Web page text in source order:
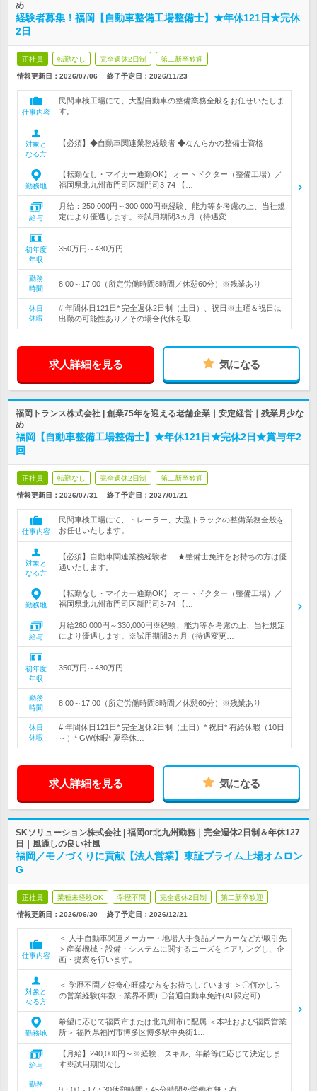
め
経験者募集！福岡【自動車整備工場整備士】★年休121日★完休
2日
正社員 転勤なし 完全週休2日制 第二新卒歓迎
情報更新日：2026/07/06 終了予定日： 2026/11/23
仕事内容
民間車検工場にて、大型自動車の整備業務全般をお任せいたしま
す。
対象と
なる方
【必須】◆自動車関連業務経験者 ◆なんらかの整備士資格
勤務地
【転勤なし・マイカー通勤OK】 オートドクター（整備工場）／
福岡県北九州市門司区新門司3‐74 【…
給与
月給：250,000円～300,000円※経験、能力等を考慮の上、当社規
定により優遇します。※試用期間3ヵ月（待遇変…
初年度
年収
350万円～430万円
勤務
時間
8:00～17:00（所定労働時間8時間／休憩60分）※残業あり
休日
休暇
# 年間休日121日* 完全週休2日制（土日）、祝日※土曜＆祝日は
出勤の可能性あり／その場合代休を取…
求人詳細を見る 気になる
福岡トランス株式会社 | 創業75年を迎える老舗企業｜安定経営｜残業月少な
め
福岡【自動車整備工場整備士】★年休121日★完休2日★賞与年2
回
正社員 転勤なし 完全週休2日制 第二新卒歓迎
情報更新日：2026/07/31 終了予定日： 2027/01/21
仕事内容
民間車検工場にて、トレーラー、大型トラックの整備業務全般を
お任せいたします。
対象と
なる方
【必須】自動車関連業務経験者 ★整備士免許をお持ちの方は優
遇いたします。
勤務地
【転勤なし・マイカー通勤OK】 オートドクター（整備工場）／
福岡県北九州市門司区新門司3‐74 【…
給与
月給260,000円～330,000円※経験、能力等を考慮の上、当社規定
により優遇します。※試用期間3ヵ月（待遇変更…
初年度
年収
350万円～430万円
勤務
時間
8:00～17:00（所定労働時間8時間／休憩60分）※残業あり
休日
休暇
# 年間休日121日* 完全週休2日制（土日）* 祝日* 有給休暇（10日
～）* GW休暇* 夏季休…
求人詳細を見る 気になる
SKソリューション株式会社 | 福岡or北九州勤務｜完全週休2日制＆年休127
日｜風通しの良い社風
福岡／モノづくりに貢献【法人営業】東証プライム上場オムロン
G
正社員 業種未経験OK 学歴不問 完全週休2日制 第二新卒歓迎
情報更新日：2026/06/30 終了予定日： 2026/12/21
仕事内容
＜ 大手自動車関連メーカー・地場大手食品メーカーなどが取引先
＞産業機械・設備・システムに関するニーズをヒアリングし、企
画・提案を行います。
対象と
なる方
＜ 学歴不問／好奇心旺盛な方をお待ちしています ＞〇何かしら
の営業経験(年数・業界不問) 〇普通自動車免許(AT限定可)
勤務地
希望に応じて福岡市または北九州市に配属 ＜本社および福岡営業
所＞ 福岡県福岡市博多区博多駅中央街1…
給与
【月給】240,000円～※経験、スキル、年齢等に応じて決定しま
す※試用期間なし
勤務
9：00～17：30休憩時間：45分時間外労働有無：有